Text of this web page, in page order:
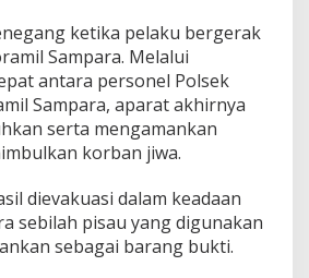
ketika pelaku bergerak
Sampara. Melalui
antara personel Polsek
Sampara, aparat akhirnya
serta mengamankan
korban jiwa.
dievakuasi dalam keadaan
sebilah pisau yang digunakan
sebagai barang bukti.